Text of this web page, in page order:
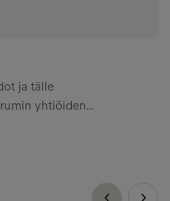
ja tälle
yhtiöiden…